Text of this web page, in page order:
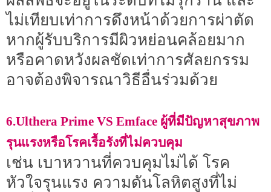
ไม่เทียบเท่าการดึงหน้าด้วยการผ่าตัด
หากผู้รับบริการมีผิวหย่อนคล้อยมาก
หรือคาดหวังผลชัดเท่าการศัลยกรรม
อาจต้องพิจารณาวิธีอื่นร่วมด้วย
6.Ulthera Prime VS Emface ผู้ที่มีปัญหาสุขภาพ
รุนแรงหรือโรคเรื้อรังที่ไม่ควบคุม
เช่น เบาหวานที่ควบคุมไม่ได้ โรค
หัวใจรุนแรง ความดันโลหิตสูงที่ไม่